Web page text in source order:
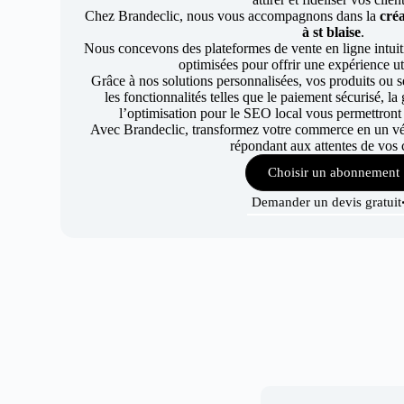
Chez Brandeclic, nous vous accompagnons dans la
à st blaise.
Nous concevons des plateformes de vente en ligne
optimisées pour offrir une expérience
Grâce à nos solutions personnalisées, vos produits ou
les fonctionnalités telles que le paiement sécurisé, la
l’optimisation pour le SEO local vous
Avec Brandeclic, transformez votre commerce en un
répondant aux attentes de vos
Choisir un abonnement
Demander un devis gratuit